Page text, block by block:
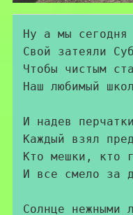
Ну а мы сегодня
Свой затеяли
Чтобы чистым
Наш любимый
И надев
Каждый взял
Кто мешки, кто
И все смело за
Солнце нежными